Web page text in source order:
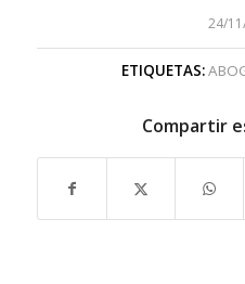
24/
ETIQUETAS:
Compartir